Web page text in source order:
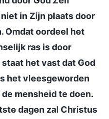
in Zijn plaats door
Omdat oordeel het
ras is door
het vast dat God
het vleesgeworden
mensheid te doen.
dagen zal Christus